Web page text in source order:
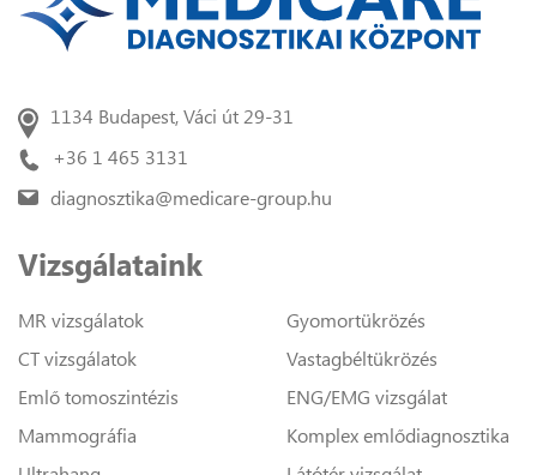
1134 Budapest, Váci út 29-31
+36 1 465 3131
diagnosztika@medicare-group.hu
Vizsgálataink
MR vizsgálatok
CT vizsgálatok
Emlő tomoszintézis
Mammográfia
Gyomortükrözés
Vastagbéltükrözés
ENG/EMG vizsgálat
Komplex emlődiagnosztika